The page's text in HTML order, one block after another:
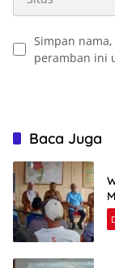
Simpan
peramban ini
Baca Juga